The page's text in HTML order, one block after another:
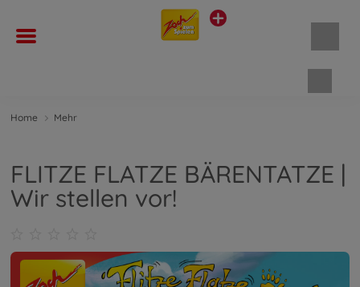
Home Mehr
FLITZE FLATZE BÄRENTATZE |
Wir stellen vor!